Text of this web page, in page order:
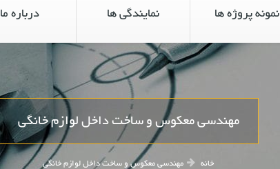
نمونه پروژه ها نمایندگی ها درباره ما
مهندسی معکوس و ساخت داخل لوازم خانگی
خانه مهندسی معکوس و ساخت داخل لوازم خانگی